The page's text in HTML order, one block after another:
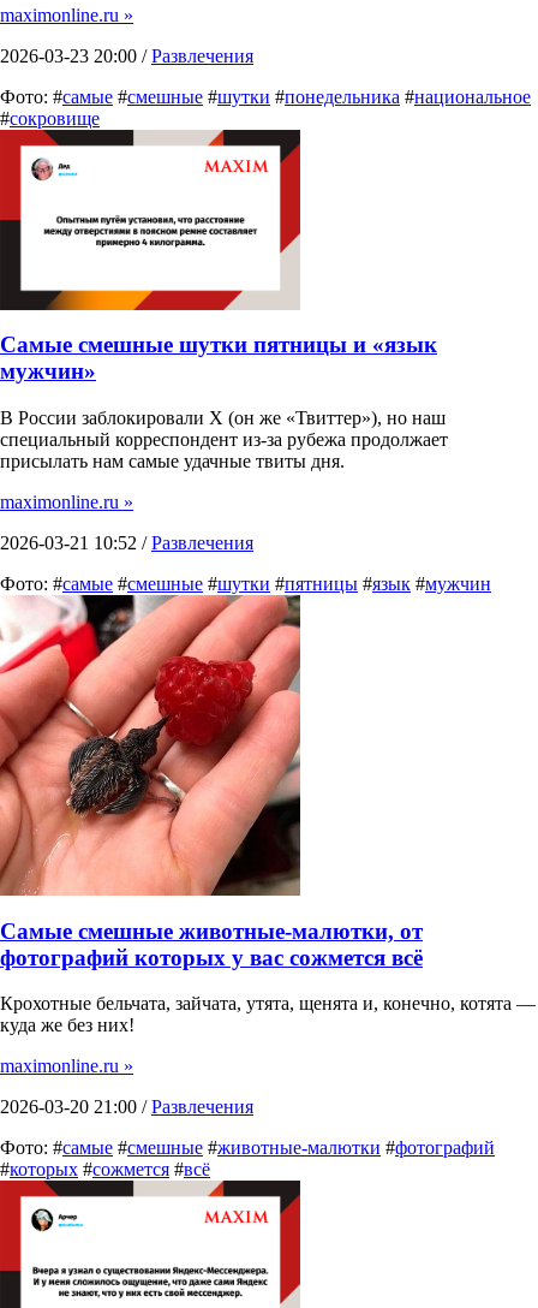
maximonline.ru »
2026-03-23 20:00 /Развлечения
Фото: #самые #смешные #шутки #понедельника #национальное
#сокровище
Самые смешные шутки пятницы и «язык
мужчин»
В России заблокировали X (он же «Твиттер»), но наш
специальный корреспондент из-за рубежа продолжает
присылать нам самые удачные твиты дня.
maximonline.ru »
2026-03-21 10:52 /Развлечения
Фото: #самые #смешные #шутки #пятницы #язык #мужчин
Самые смешные животные-малютки, от
фотографий которых у вас сожмется всё
Крохотные бельчата, зайчата, утята, щенята и, конечно, котята —
куда же без них!
maximonline.ru »
2026-03-20 21:00 /Развлечения
Фото: #самые #смешные #животные-малютки #фотографий
#которых #сожмется #всё